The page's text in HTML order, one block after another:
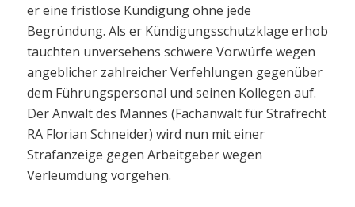
er eine fristlose Kündigung ohne jede
Begründung. Als er Kündigungsschutzklage erhob
tauchten unversehens schwere Vorwürfe wegen
angeblicher zahlreicher Verfehlungen gegenüber
dem Führungspersonal und seinen Kollegen auf.
Der Anwalt des Mannes (Fachanwalt für Strafrecht
RA Florian Schneider) wird nun mit einer
Strafanzeige gegen Arbeitgeber wegen
Verleumdung vorgehen.